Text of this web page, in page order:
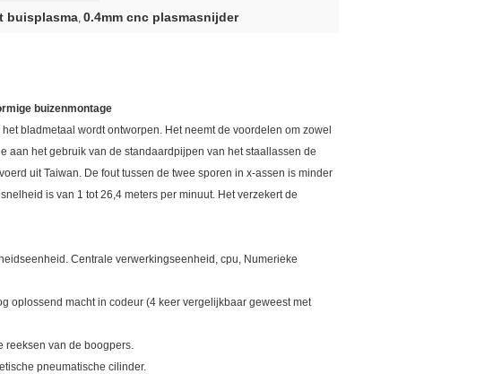
buisplasma, 0.4mm cnc plasmasnijder
buizenmontage
bladmetaal wordt ontworpen. Het neemt de voordelen om zowel
aan het gebruik van de standaardpijpen van het staallassen de
uit Taiwan. De fout tussen de twee sporen in x-assen is minder
is van 1 tot 26,4 meters per minuut. Het verzekert de
Centrale verwerkingseenheid, cpu, Numerieke
oplossend macht in codeur (4 keer vergelijkbaar geweest met
reeksen van de boogpers.
pneumatische cilinder.